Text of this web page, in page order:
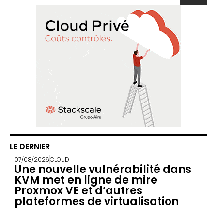
LE DERNIER
07/08/2026CLOUD
Une nouvelle vulnérabilité dans
KVM met en ligne de mire
Proxmox VE et d’autres
plateformes de virtualisation